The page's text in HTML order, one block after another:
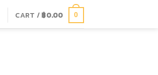
CART /฿0.00 0